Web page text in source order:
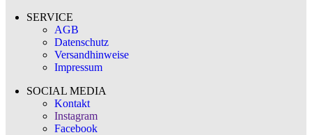
SERVICE
AGB
Datenschutz
Versandhinweise
Impressum
SOCIAL MEDIA
Kontakt
Instagram
Facebook